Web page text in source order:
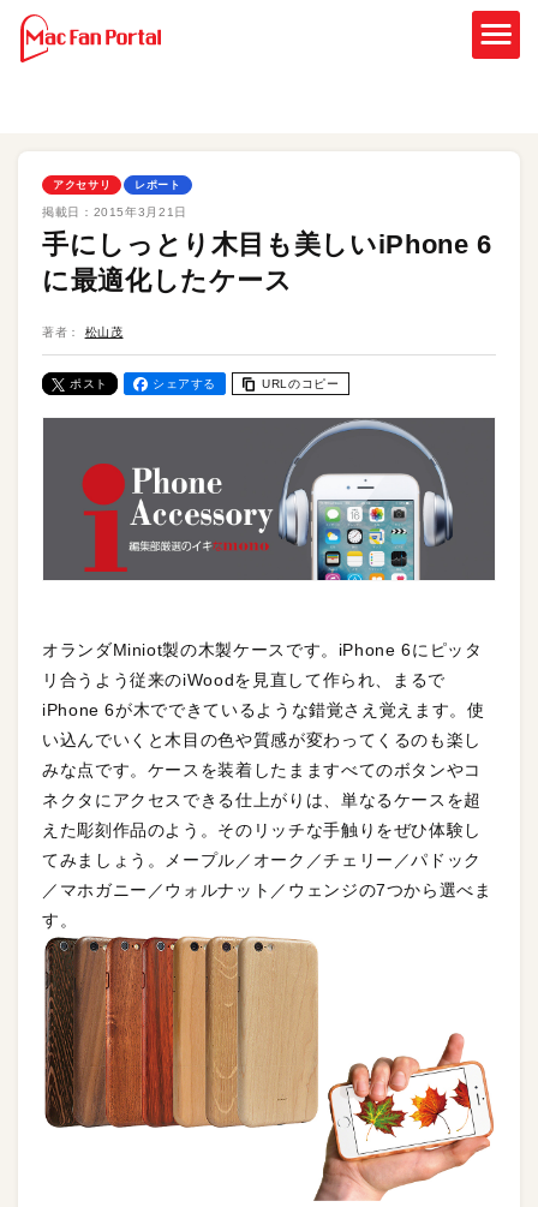
アクセサリ レポート
掲載日： 2015年3月21日
手にしっとり木目も美しいiPhone 6
に最適化したケース
著者： 松山茂
ポスト シェアする URLのコピー
オランダMiniot製の木製ケースです。iPhone 6にピッタ
リ合うよう従来のiWoodを見直して作られ、まるで
iPhone 6が木でできているような錯覚さえ覚えます。使
い込んでいくと木目の色や質感が変わってくるのも楽し
みな点です。ケースを装着したまますべてのボタンやコ
ネクタにアクセスできる仕上がりは、単なるケースを超
えた彫刻作品のよう。そのリッチな手触りをぜひ体験し
てみましょう。メープル／オーク／チェリー／パドック
／マホガニー／ウォルナット／ウェンジの7つから選べま
す。